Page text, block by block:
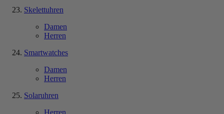
Skelettuhren
Damen
Herren
Smartwatches
Damen
Herren
Solaruhren
Herren